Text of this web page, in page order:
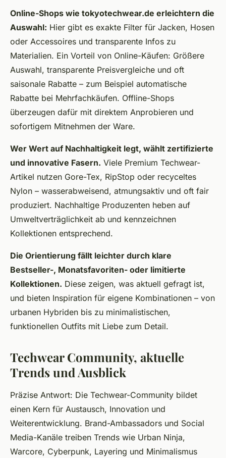
Online-Shops wie tokyotechwear.de erleichtern die
Auswahl: Hier gibt es exakte Filter für Jacken, Hosen
oder Accessoires und transparente Infos zu
Materialien. Ein Vorteil von Online-Käufen: Größere
Auswahl, transparente Preisvergleiche und oft
saisonale Rabatte – zum Beispiel automatische
Rabatte bei Mehrfachkäufen. Offline-Shops
überzeugen dafür mit direktem Anprobieren und
sofortigem Mitnehmen der Ware.
Wer Wert auf Nachhaltigkeit legt, wählt zertifizierte
und innovative Fasern. Viele Premium Techwear-
Artikel nutzen Gore-Tex, RipStop oder recyceltes
Nylon – wasserabweisend, atmungsaktiv und oft fair
produziert. Nachhaltige Produzenten heben auf
Umweltverträglichkeit ab und kennzeichnen
Kollektionen entsprechend.
Die Orientierung fällt leichter durch klare
Bestseller-, Monatsfavoriten- oder limitierte
Kollektionen. Diese zeigen, was aktuell gefragt ist,
und bieten Inspiration für eigene Kombinationen – von
urbanen Hybriden bis zu minimalistischen,
funktionellen Outfits mit Liebe zum Detail.
Techwear Community, aktuelle
Trends und Ausblick
Präzise Antwort: Die Techwear-Community bildet
einen Kern für Austausch, Innovation und
Weiterentwicklung. Brand-Ambassadors und Social
Media-Kanäle treiben Trends wie Urban Ninja,
Warcore, Cyberpunk, Layering und Minimalismus